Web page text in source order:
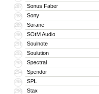
287 Sonus Faber
288 Sony
289 Sorane
290 SOtM Audio
291 Soulnote
292 Soulution
293 Spectral
294 Spendor
295 SPL
296 Stax